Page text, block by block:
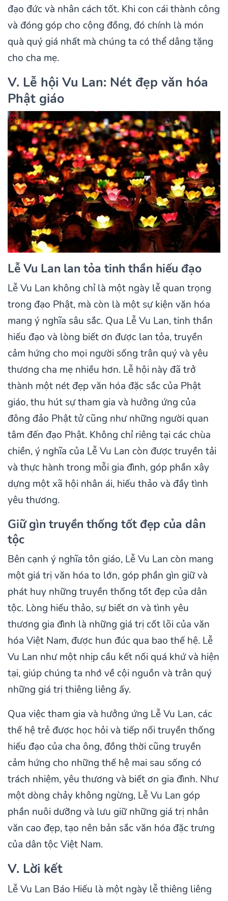
đạo đức và nhân cách tốt. Khi con cái thành công
và đóng góp cho cộng đồng, đó chính là món
quà quý giá nhất mà chúng ta có thể dâng tặng
cho cha mẹ.
V. Lễ hội Vu Lan: Nét đẹp văn hóa
Phật giáo
Lễ Vu Lan lan tỏa tinh thần hiếu đạo
Lễ Vu Lan không chỉ là một ngày lễ quan trọng
trong đạo Phật, mà còn là một sự kiện văn hóa
mang ý nghĩa sâu sắc. Qua Lễ Vu Lan, tinh thần
hiếu đạo và lòng biết ơn được lan tỏa, truyền
cảm hứng cho mọi người sống trân quý và yêu
thương cha mẹ nhiều hơn. Lễ hội này đã trở
thành một nét đẹp văn hóa đặc sắc của Phật
giáo, thu hút sự tham gia và hưởng ứng của
đông đảo Phật tử cũng như những người quan
tâm đến đạo Phật. Không chỉ riêng tại các chùa
chiền, ý nghĩa của Lễ Vu Lan còn được truyền tải
và thực hành trong mỗi gia đình, góp phần xây
dựng một xã hội nhân ái, hiếu thảo và đầy tình
yêu thương.
Giữ gìn truyền thống tốt đẹp của dân
tộc
Bên cạnh ý nghĩa tôn giáo, Lễ Vu Lan còn mang
một giá trị văn hóa to lớn, góp phần gìn giữ và
phát huy những truyền thống tốt đẹp của dân
tộc. Lòng hiếu thảo, sự biết ơn và tình yêu
thương gia đình là những giá trị cốt lõi của văn
hóa Việt Nam, được hun đúc qua bao thế hệ. Lễ
Vu Lan như một nhịp cầu kết nối quá khứ và hiện
tại, giúp chúng ta nhớ về cội nguồn và trân quý
những giá trị thiêng liêng ấy.
Qua việc tham gia và hưởng ứng Lễ Vu Lan, các
thế hệ trẻ được học hỏi và tiếp nối truyền thống
hiếu đạo của cha ông, đồng thời cũng truyền
cảm hứng cho những thế hệ mai sau sống có
trách nhiệm, yêu thương và biết ơn gia đình. Như
một dòng chảy không ngừng, Lễ Vu Lan góp
phần nuôi dưỡng và lưu giữ những giá trị nhân
văn cao đẹp, tạo nên bản sắc văn hóa đặc trưng
của dân tộc Việt Nam.
V. Lời kết
Lễ Vu Lan Báo Hiếu là một ngày lễ thiêng liêng